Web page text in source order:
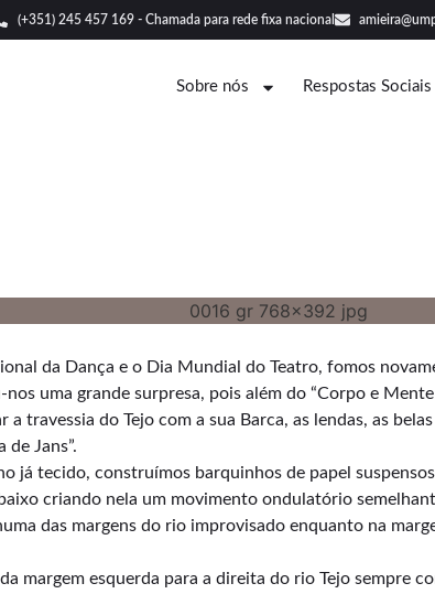
(+351) 245 457 169 - Chamada para rede fixa nacional
Sobre nós Respostas Sociais
da Dança e o Dia Mundial do Teatro, fomos
uma grande surpresa, pois além do “Corpo e
travessia do Tejo com a sua Barca, as lendas, as
Jans”.
já tecido, construímos barquinhos de papel
criando nela um movimento ondulatório
das margens do rio improvisado enquanto na
margem esquerda para a direita do rio Tejo sempre